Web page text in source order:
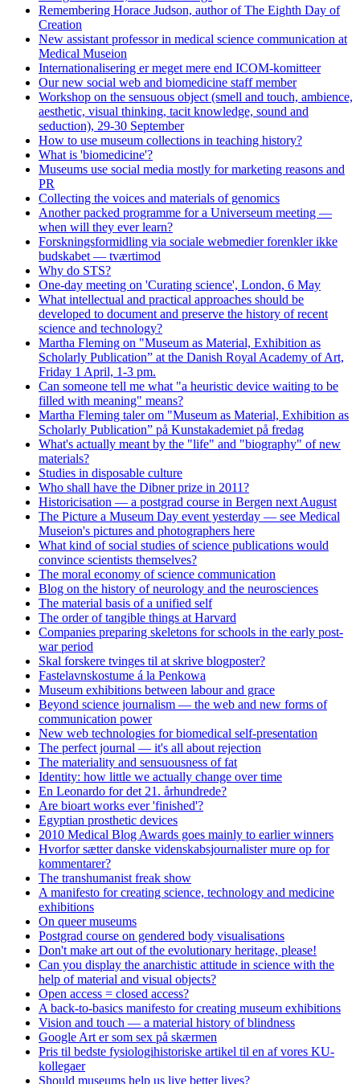
Remembering Horace Judson, author of The Eighth Day of
Creation
New assistant professor in medical science communication at
Medical Museion
Internationalisering er meget mere end ICOM-komitteer
Our new social web and biomedicine staff member
Workshop on the sensuous object (smell and touch, ambience,
aesthetic, visual thinking, tacit knowledge, sound and
seduction), 29-30 September
How to use museum collections in teaching history?
What is 'biomedicine'?
Museums use social media mostly for marketing reasons and
PR
Collecting the voices and materials of genomics
Another packed programme for a Universeum meeting —
when will they ever learn?
Forskningsformidling via sociale webmedier forenkler ikke
budskabet — tværtimod
Why do STS?
One-day meeting on 'Curating science', London, 6 May
What intellectual and practical approaches should be
developed to document and preserve the history of recent
science and technology?
Martha Fleming on "Museum as Material, Exhibition as
Scholarly Publication” at the Danish Royal Academy of Art,
Friday 1 April, 1-3 pm.
Can someone tell me what "a heuristic device waiting to be
filled with meaning" means?
Martha Fleming taler om "Museum as Material, Exhibition as
Scholarly Publication” på Kunstakademiet på fredag
What's actually meant by the "life" and "biography" of new
materials?
Studies in disposable culture
Who shall have the Dibner prize in 2011?
Historicisation — a postgrad course in Bergen next August
The Picture a Museum Day event yesterday — see Medical
Museion's pictures and photographers here
What kind of social studies of science publications would
convince scientists themselves?
The moral economy of science communication
Blog on the history of neurology and the neurosciences
The material basis of a unified self
The order of tangible things at Harvard
Companies preparing skeletons for schools in the early post-
war period
Skal forskere tvinges til at skrive blogposter?
Fastelavnskostume á la Penkowa
Museum exhibitions between labour and grace
Beyond science journalism — the web and new forms of
communication power
New web technologies for biomedical self-presentation
The perfect journal — it's all about rejection
The materiality and sensuousness of fat
Identity: how little we actually change over time
En Leonardo for det 21. århundrede?
Are bioart works ever 'finished'?
Egyptian prosthetic devices
2010 Medical Blog Awards goes mainly to earlier winners
Hvorfor sætter danske videnskabsjournalister mure op for
kommentarer?
The transhumanist freak show
A manifesto for creating science, technology and medicine
exhibitions
On queer museums
Postgrad course on gendered body visualisations
Don't make art out of the evolutionary heritage, please!
Can you display the anarchistic attitude in science with the
help of material and visual objects?
Open access = closed access?
A back-to-basics manifesto for creating museum exhibitions
Vision and touch — a material history of blindness
Google Art er som sex på skærmen
Pris til bedste fysiologihistoriske artikel til en af vores KU-
kollegaer
Should museums help us live better lives?